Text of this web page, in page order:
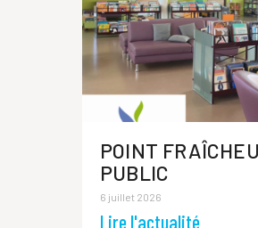
POINT
PUBLIC
6 juillet 2026
Lire l'actualité